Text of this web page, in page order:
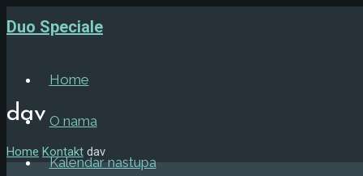
Duo Speciale
Home
O nama
Kalendar nastupa
dav
Home Kontakt dav